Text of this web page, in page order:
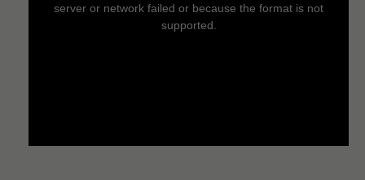
server or network failed or because the format is not
supported.